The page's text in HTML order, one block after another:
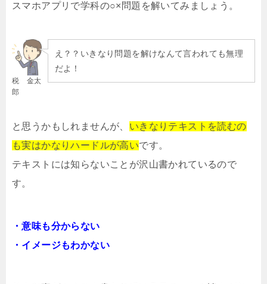
スマホアプリで学科の○×問題を解いてみましょう。
税 金太
郎
え？？いきなり問題を解けなんて言われても無理
だよ！
と思うかもしれませんが、 いきなりテキストを読むの
も実はかなりハードルが高いです。
テキストには知らないことが沢山書かれているので
す。
・意味も分からない
・イメージもわかない